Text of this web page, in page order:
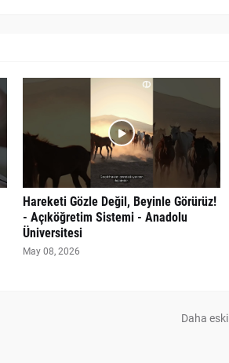
Hareketi Gözle Değil, Beyinle Görürüz!
- Açıköğretim Sistemi - Anadolu
Üniversitesi
May 08, 2026
Daha eski